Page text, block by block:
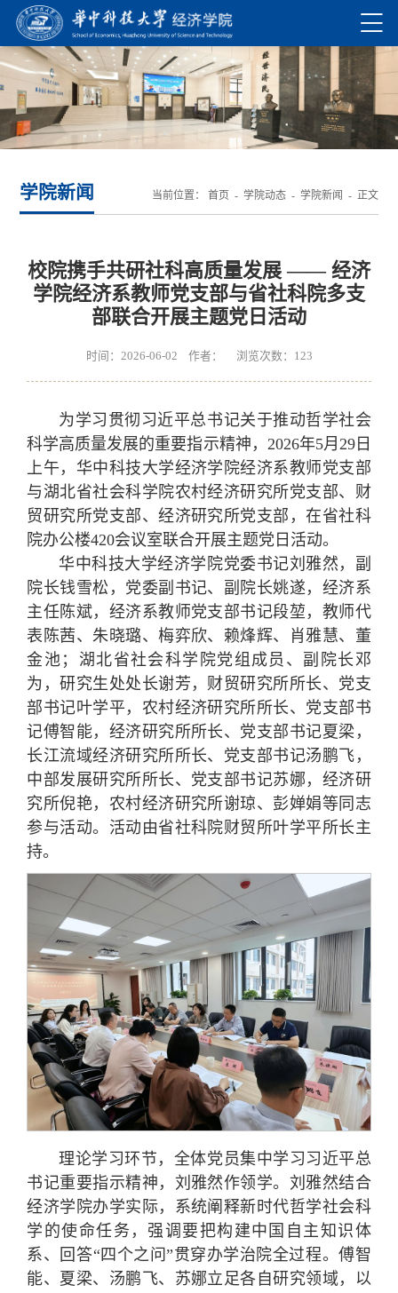
学院新闻 当前位置： 首页 - 学院动态- 学院新闻 - 正文
校院携手共研社科高质量发展 —— 经济
学院经济系教师党支部与省社科院多支
部联合开展主题党日活动
时间：2026-06-02 作者： 浏览次数： 123
为学习贯彻习近平总书记关于推动哲学社会
科学高质量发展的重要指示精神，2026年5月29日
上午，华中科技大学经济学院经济系教师党支部
与湖北省社会科学院农村经济研究所党支部、财
贸研究所党支部、经济研究所党支部，在省社科
院办公楼420会议室联合开展主题党日活动。
华中科技大学经济学院党委书记刘雅然，副
院长钱雪松，党委副书记、副院长姚遂，经济系
主任陈斌，经济系教师党支部书记段堃，教师代
表陈茜、朱晓璐、梅弈欣、赖烽辉、肖雅慧、董
金池；湖北省社会科学院党组成员、副院长邓
为，研究生处处长谢芳，财贸研究所所长、党支
部书记叶学平，农村经济研究所所长、党支部书
记傅智能，经济研究所所长、党支部书记夏梁，
长江流域经济研究所所长、党支部书记汤鹏飞，
中部发展研究所所长、党支部书记苏娜，经济研
究所倪艳，农村经济研究所谢琼、彭婵娟等同志
参与活动。活动由省社科院财贸所叶学平所长主
持。
理论学习环节，全体党员集中学习习近平总
书记重要指示精神，刘雅然作领学。刘雅然结合
经济学院办学实际，系统阐释新时代哲学社会科
学的使命任务，强调要把构建中国自主知识体
系、回答“四个之问”贯穿办学治院全过程。傅智
能、夏梁、汤鹏飞、苏娜立足各自研究领域，以